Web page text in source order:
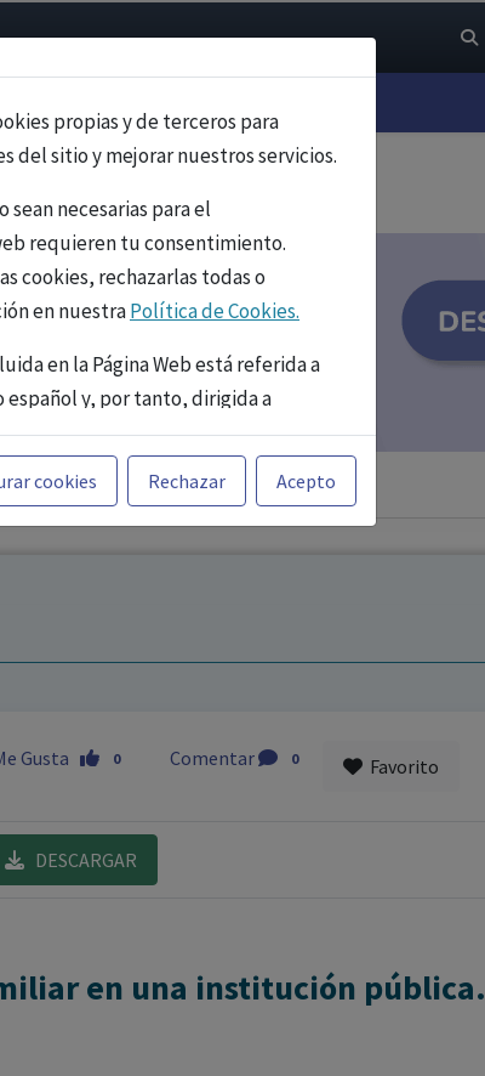
propias y de terceros para
del sitio y mejorar nuestros servicios.
necesarias para el
requieren tu consentimiento.
cookies, rechazarlas todas o
en nuestraPolítica de Cookies.
en la Página Web está referida a
y, por tanto, dirigida a
legalmente facultados para
con ejercicio
técnica de los fármacos se facilita
siendo responsabilidad de
cookies Rechazar Acepto
Gusta 0 Comentar 0 Favorito
DESCARGAR
en una institución pública.